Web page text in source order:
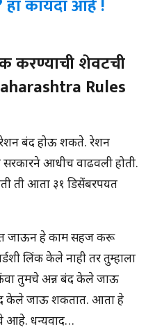
कायदा आहे !
करण्याची शेवटची
Rules
रेशन बंद होऊ शकते. रेशन
सरकारने आधीच वाढवली होती.
ती आता ३१ डिसेंबरपर्यंत
जाऊन हे काम सहज करू
लिंक केले नाही तर तुम्हाला
तुमचे अन्न बंद केले जाऊ
केले जाऊ शकतात. आता हे
आहे. धन्यवाद…